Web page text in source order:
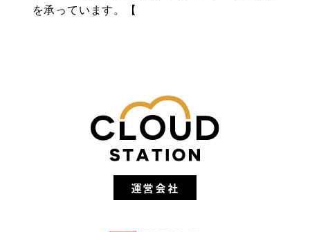
を承っています。【
運営会社